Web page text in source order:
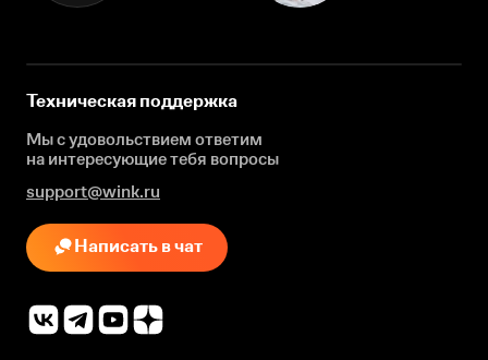
Техническая поддержка
Мы с удовольствием ответим
на интересующиетебя вопросы
support@wink.ru
Написать в чат